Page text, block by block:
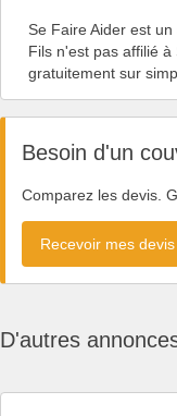
Se Faire Aider est
Fils n'est pas affilié à
gratuitement sur
Besoin d'un
Comparez les devis.
Recevoir mes
D'autres